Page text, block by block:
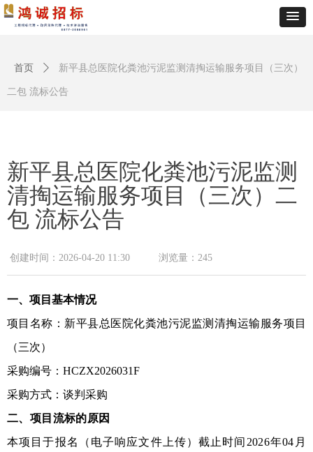
新平县总医院化粪池污泥监测
清掏运输服务项目（三次）二
包 流标公告
一、项目基本情况
项目名称：新平县总医院化粪池污泥监测清掏运输服务项目
（三次）
采购编号： HCZX2026031F
采购方式： 谈判采购
二、 项目 流标的原因
本项目于报名 （ 电子响应文件 上传）截止时间 2026年04月
创建时间： 2026-04-20 11:30 浏览量： 245
首页 ꄲ 新平县总医院化粪池污泥监测清掏运输服务项目（三次）
二包 流标公告